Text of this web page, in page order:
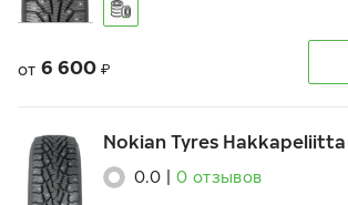
от 6 600 ₽
Nokian Tyres Hakkapeliitta
0.0 0 отзывов